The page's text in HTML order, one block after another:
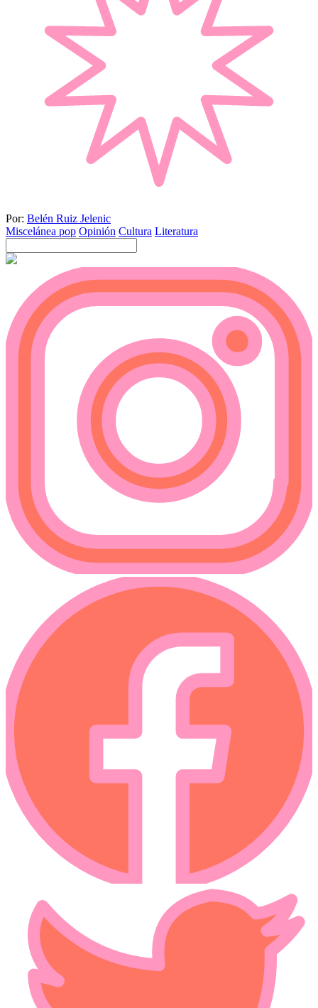
Por: Belén Ruiz Jelenic
Miscelánea pop Opinión Cultura Literatura